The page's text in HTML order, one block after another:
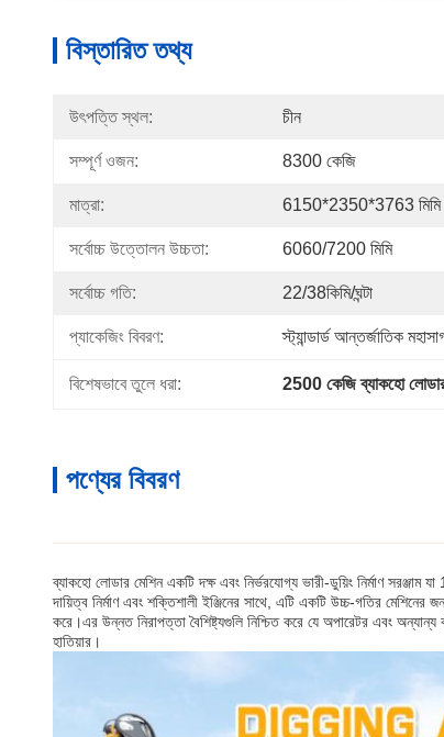
বিস্তারিত তথ্য
উৎপত্তি স্থল: চীন
সম্পূর্ণ ওজন: 8300 কেজি
মাত্রা: 6150*2350*3763 মিমি
সর্বোচ্চ উত্তোলন উচ্চতা: 6060/7200 মিমি
সর্বোচ্চ গতি: 22/38কিমি/ঘন্টা
প্যাকেজিং বিবরণ: স্ট্যান্ডার্ড আন্তর্জাতিক
বিশেষভাবে তুলে ধরা: 2500 কেজি ব্যাকহো লোডার
পণ্যের বিবরণ
ব্যাকহো লোডার মেশিন একটি দক্ষ এবং নির্ভরযোগ্য ভারী-ডুয়িং নির্মাণ
দায়িত্ব নির্মাণ এবং শক্তিশালী ইঞ্জিনের সাথে, এটি একটি উচ্চ-গতির
করে।এর উন্নত নিরাপত্তা বৈশিষ্ট্যগুলি নিশ্চিত করে যে অপারেটর এবং
হাতিয়ার।